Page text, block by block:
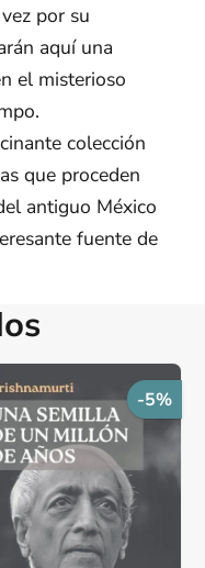
por su
aquí una
el misterioso
colección
que proceden
antiguo México
fuente de
-5%